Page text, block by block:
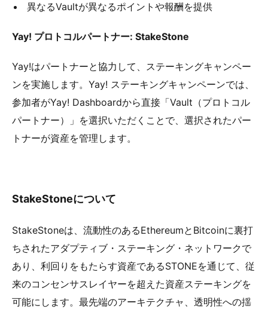
異なるVaultが異なるポイントや報酬を提供
Yay! プロトコルパートナー: StakeStone
Yay!はパートナーと協力して、ステーキングキャンペー
ンを実施します。Yay! ステーキングキャンペーンでは、
参加者がYay! Dashboardから直接「Vault（プロトコル
パートナー）」を選択いただくことで、選択されたパー
トナーが資産を管理します。
StakeStoneについて
​StakeStoneは、流動性のあるEthereumとBitcoinに裏打
ちされたアダプティブ・ステーキング・ネットワークで
あり、利回りをもたらす資産であるSTONEを通じて、従
来のコンセンサスレイヤーを超えた資産ステーキングを
可能にします。最先端のアーキテクチャ、透明性への揺